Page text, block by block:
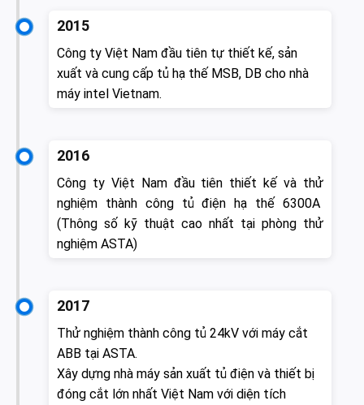
2015
Công ty Việt Nam đầu tiên tự thiết kế, sản
xuất và cung cấp tủ hạ thế MSB, DB cho nhà
máy intel Vietnam.
2016
Công ty Việt Nam đầu tiên thiết kế và thử
nghiệm thành công tủ điện hạ thế 6300A
(Thông số kỹ thuật cao nhất tại phòng thử
nghiệm ASTA)
2017
Thử nghiệm thành công tủ 24kV với máy cắt
ABB tại ASTA.
Xây dựng nhà máy sản xuất tủ điện và thiết bị
đóng cắt lớn nhất Việt Nam với diện tích